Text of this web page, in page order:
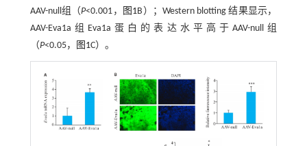
AAV-null组（P<0.001， 图1B）；Western blotting 结果显示，
AAV-Eva1a组Eva1a蛋白的表达水平高于AAV-null组
（P<0.05， 图1C）。